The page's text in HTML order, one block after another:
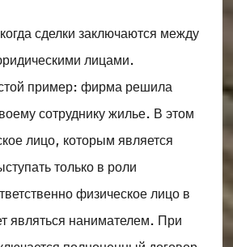
сделки заключаются между
лицами.
пример: фирма решила
сотруднику жилье. В этом
лицо, которым является
только в роли
физическое лицо в
являться нанимателем. При